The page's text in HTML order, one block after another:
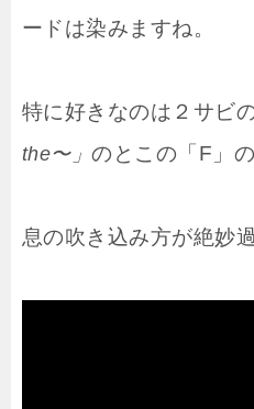
ードは染みますね。
特に好きなのは２サビ
the〜」のとこの「F」
息の吹き込み方が絶妙